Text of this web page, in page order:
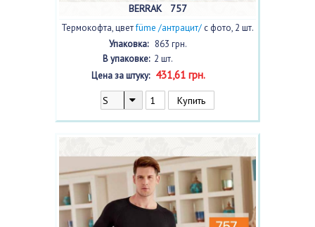
BERRAK 757
Термокофта, цветfüme /антрацит/ с фото, 2 шт.
Упаковка: 863 грн.
В упаковке:2 шт.
Цена за штуку:431,61 грн.